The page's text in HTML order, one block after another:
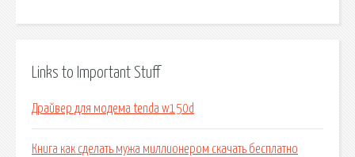
Links to Important Stuff
Драйвер для модема tenda w150d
Книга как сделать мужа миллионером скачать бесплатно